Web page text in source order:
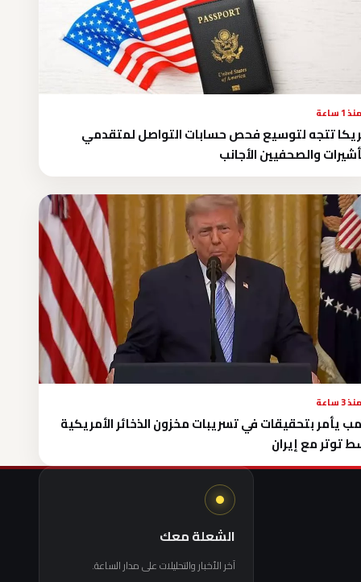
منذ 1 ساعة
تتجه لتوسيع فحص حسابات التواصل لمتقدمي
والصحفيين الأجانب
منذ 3 ساعة
يأمر بتحقيقات في تسريبات مخزون الذخائر الأمريكية
توتر مع إيران
الشعلة معك
آخر الأخبار والتحليلات على مدار الساعة.